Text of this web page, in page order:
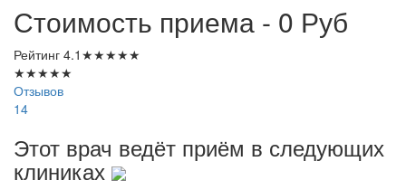
Стоимость приема - 0 Руб
Рейтинг 4.1 ★★★★★
★★★★★
Отзывов
14
Этот врач ведёт приём в следующих
клиниках